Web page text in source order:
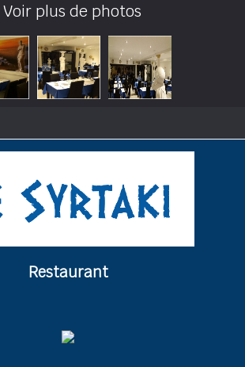
Voir plus de photos
Restaurant